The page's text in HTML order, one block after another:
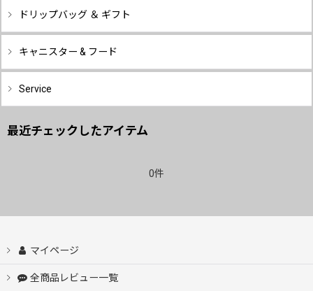
ドリップバッグ ＆ ギフト
キャニスター & フード
Service
最近チェックしたアイテム
0件
マイページ
全商品レビュー一覧